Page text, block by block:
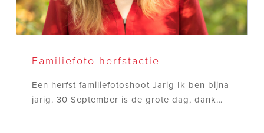
herfstactie
Familiefoto herfstactie
Een herfst familiefotoshoot Jarig Ik ben bijna
jarig. 30 September is de grote dag, dank…